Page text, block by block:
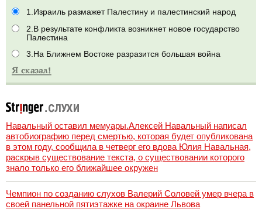
1.Израиль размажет Палестину и палестинский народ
2.В результате конфликта возникнет новое государство
Палестина
3.На Ближнем Востоке разразится большая война
Навальный оставил мемуары.Алексей Навальный написал
автобиографию перед смертью, которая будет опубликована
в этом году, сообщила в четверг его вдова Юлия Навальная,
раскрыв существование текста, о существовании которого
знало только его ближайшее окружен
Чемпион по созданию слухов Валерий Соловей умер вчера в
своей панельной пятиэтажке на окраине Львова